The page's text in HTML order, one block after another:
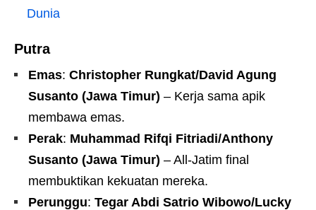
Dunia
Putra
Emas: Christopher Rungkat/David Agung
Susanto (Jawa Timur) – Kerja sama apik
membawa emas.
Perak: Muhammad Rifqi Fitriadi/Anthony
Susanto (Jawa Timur) – All-Jatim final
membuktikan kekuatan mereka.
Perunggu: Tegar Abdi Satrio Wibowo/Lucky